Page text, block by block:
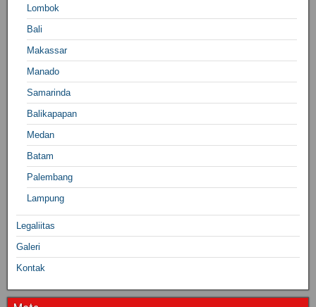
Lombok
Bali
Makassar
Manado
Samarinda
Balikapapan
Medan
Batam
Palembang
Lampung
Legaliitas
Galeri
Kontak